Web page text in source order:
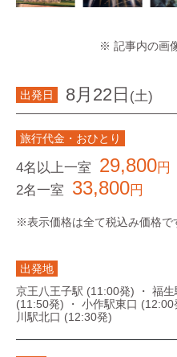
※ 記事内の画
出発日 8月22日 (土)
旅行代金・おひとり
4名以上一室 29,800円
2名一室 33,800円
※表示価格は全て税込み価格で
出発地
京王八王子駅 (11:00発) ・ 福
(11:50発) ・ 小作駅東口
川駅北口 (12:30発)